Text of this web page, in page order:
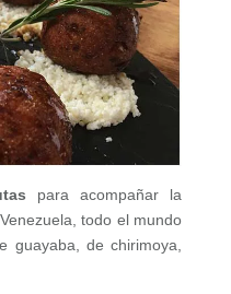
para acompañar la
todo el mundo
guayaba, de chirimoya,